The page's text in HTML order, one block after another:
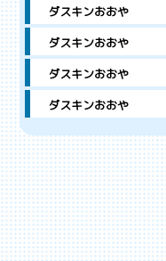
ダスキンおおや
ダスキンおおや
ダスキンおおや
ダスキンおおや